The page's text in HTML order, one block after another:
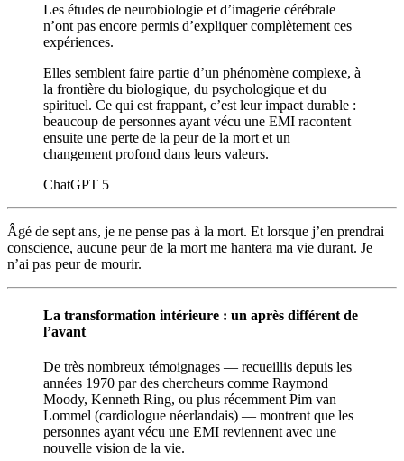
Les études de neurobiologie et d’imagerie cérébrale
n’ont pas encore permis d’expliquer complètement ces
expériences.
Elles semblent faire partie d’un phénomène complexe, à
la frontière du biologique, du psychologique et du
spirituel. Ce qui est frappant, c’est leur impact durable :
beaucoup de personnes ayant vécu une EMI racontent
ensuite une perte de la peur de la mort et un
changement profond dans leurs valeurs.
ChatGPT 5
Âgé de sept ans, je ne pense pas à la mort. Et lorsque j’en prendrai
conscience, aucune peur de la mort me hantera ma vie durant. Je
n’ai pas peur de mourir.
La transformation intérieure : un après différent de
l’avant
De très nombreux témoignages — recueillis depuis les
années 1970 par des chercheurs comme Raymond
Moody, Kenneth Ring, ou plus récemment Pim van
Lommel (cardiologue néerlandais) — montrent que les
personnes ayant vécu une EMI reviennent avec une
nouvelle vision de la vie.